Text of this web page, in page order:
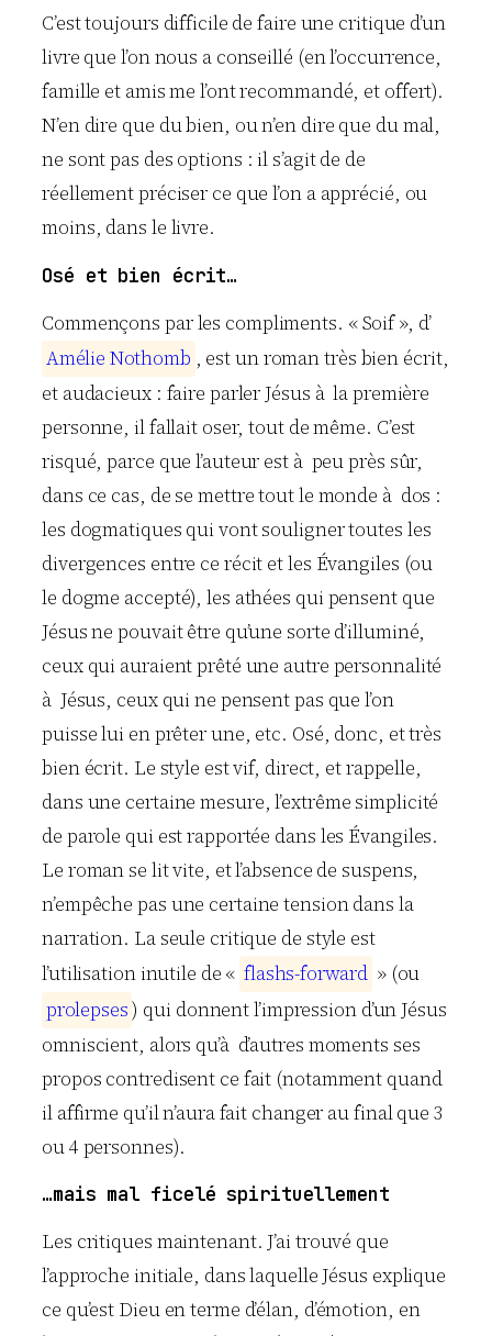
C’est toujours difficile de faire une critique d’un
livre que l’on nous a conseillé (en l’occurrence,
famille et amis me l’ont recommandé, et offert).
N’en dire que du bien, ou n’en dire que du mal,
ne sont pas des options : il s’agit de de
réellement préciser ce que l’on a apprécié, ou
moins, dans le livre.
Osé et bien écrit…
Commençons par les compliments. « Soif », d’
Amélie Nothomb , est un roman très bien écrit,
et audacieux : faire parler Jésus à la première
personne, il fallait oser, tout de même. C’est
risqué, parce que l’auteur est à peu près sûr,
dans ce cas, de se mettre tout le monde à dos :
les dogmatiques qui vont souligner toutes les
divergences entre ce récit et les Évangiles (ou
le dogme accepté), les athées qui pensent que
Jésus ne pouvait être qu’une sorte d’illuminé,
ceux qui auraient prêté une autre personnalité
à Jésus, ceux qui ne pensent pas que l’on
puisse lui en prêter une, etc. Osé, donc, et très
bien écrit. Le style est vif, direct, et rappelle,
dans une certaine mesure, l’extrême simplicité
de parole qui est rapportée dans les Évangiles.
Le roman se lit vite, et l’absence de suspens,
n’empêche pas une certaine tension dans la
narration. La seule critique de style est
l’utilisation inutile de « flashs-forward » (ou
prolepses) qui donnent l’impression d’un Jésus
omniscient, alors qu’à d’autres moments ses
propos contredisent ce fait (notamment quand
il affirme qu’il n’aura fait changer au final que 3
ou 4 personnes).
…mais mal ficelé spirituellement
Les critiques maintenant. J’ai trouvé que
l’approche initiale, dans laquelle Jésus explique
ce qu’est Dieu en terme d’élan, d’émotion, en